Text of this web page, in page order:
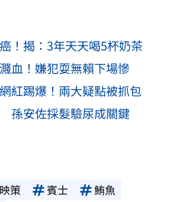
！揭：3年天天喝5杯奶茶
血！嫌犯耍無賴下場慘
紅踢爆！兩大疑點被抓包
孫安佐採髮驗尿成關鍵
策 賓士
鮪魚